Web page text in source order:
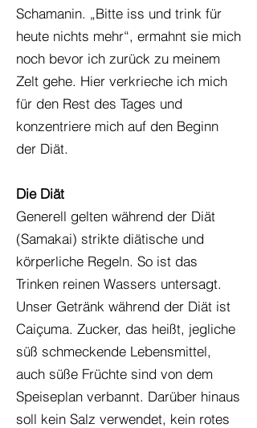
Schamanin. „Bitte iss und trink für
heute nichts mehr“, ermahnt sie mich
noch bevor ich zurück zu meinem
Zelt gehe. Hier verkrieche ich mich
für den Rest des Tages und
konzentriere mich auf den Beginn
der Diät.
Die Diät
Generell gelten während der Diät
(Samakai) strikte diätische und
körperliche Regeln. So ist das
Trinken reinen Wassers untersagt.
Unser Getränk während der Diät ist
Caiçuma. Zucker, das heißt, jegliche
süß schmeckende Lebensmittel,
auch süße Früchte sind von dem
Speiseplan verbannt. Darüber hinaus
soll kein Salz verwendet, kein rotes